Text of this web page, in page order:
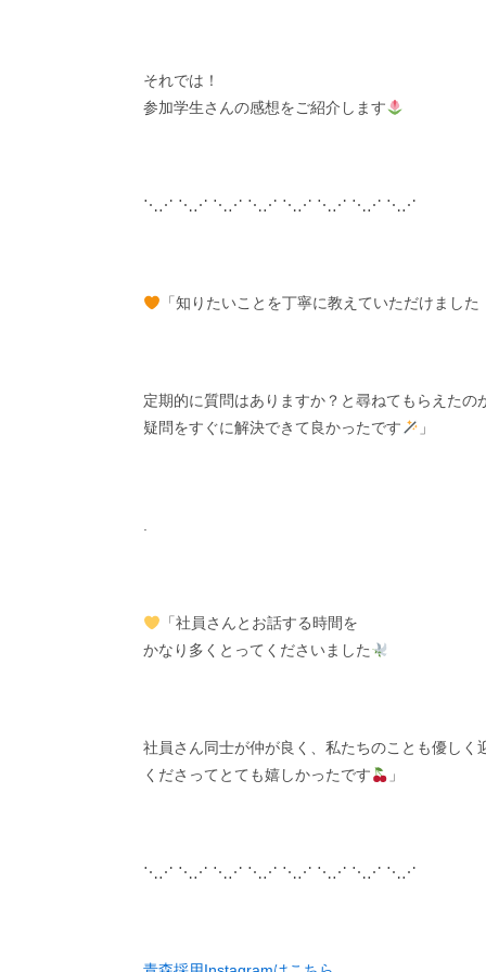
それでは！
参加学生さんの感想をご紹介します
⋱⋰ ⋱⋰ ⋱⋰ ⋱⋰ ⋱⋰ ⋱⋰ ⋱⋰ ⋱⋰
「知りたいことを丁寧に教えていただけました
定期的に質問はありますか？と尋ねてもらえたの
疑問をすぐに解決できて良かったです
」
.
「社員さんとお話する時間を
かなり多くとってくださいました
社員さん同士が仲が良く、私たちのことも優しく
くださってとても嬉しかったです
」
⋱⋰ ⋱⋰ ⋱⋰ ⋱⋰ ⋱⋰ ⋱⋰ ⋱⋰ ⋱⋰